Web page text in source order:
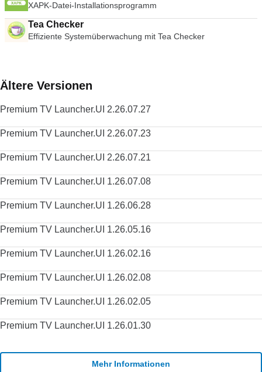
XAPK-Datei-Installationsprogramm
Tea Checker
Effiziente Systemüberwachung mit Tea Checker
Ältere Versionen
Premium TV Launcher.UI 2.26.07.27
Premium TV Launcher.UI 2.26.07.23
Premium TV Launcher.UI 2.26.07.21
Premium TV Launcher.UI 1.26.07.08
Premium TV Launcher.UI 1.26.06.28
Premium TV Launcher.UI 1.26.05.16
Premium TV Launcher.UI 1.26.02.16
Premium TV Launcher.UI 1.26.02.08
Premium TV Launcher.UI 1.26.02.05
Premium TV Launcher.UI 1.26.01.30
Mehr Informationen